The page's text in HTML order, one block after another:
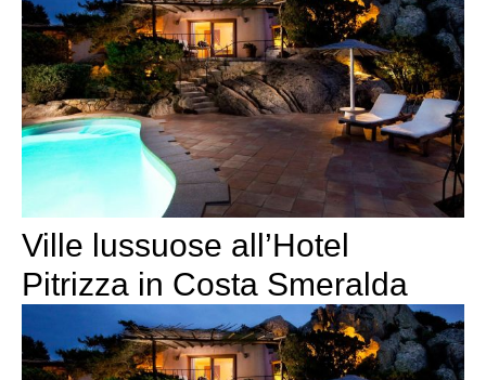
Ville lussuose all’Hotel
Pitrizza in Costa Smeralda